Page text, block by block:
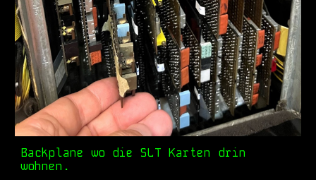
Backplane wo die SLT Karten drin
wohnen.